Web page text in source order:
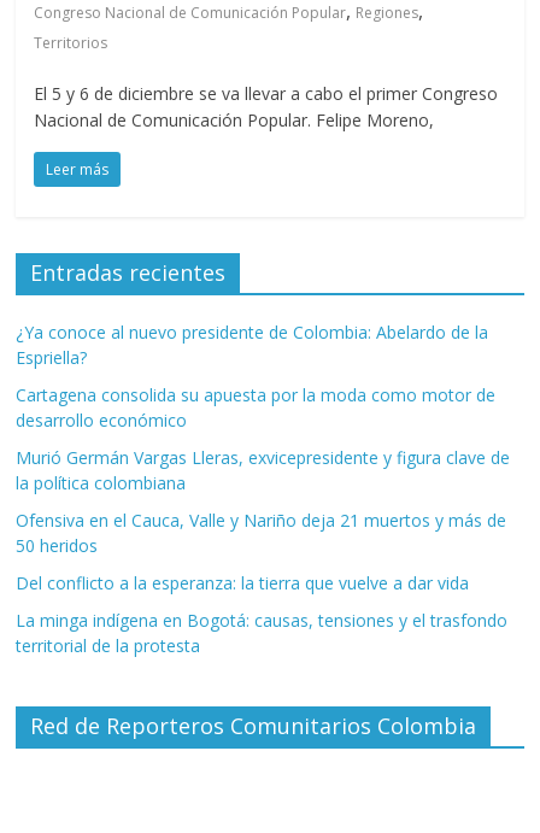
Congreso Nacional de Comunicación Popular, Regiones,
Territorios
El 5 y 6 de diciembre se va llevar a cabo el primer Congreso
Nacional de Comunicación Popular. Felipe Moreno,
Leer más
Entradas recientes
¿Ya conoce al nuevo presidente de Colombia: Abelardo de la
Espriella?
Cartagena consolida su apuesta por la moda como motor de
desarrollo económico
Murió Germán Vargas Lleras, exvicepresidente y figura clave de
la política colombiana
Ofensiva en el Cauca, Valle y Nariño deja 21 muertos y más de
50 heridos
Del conflicto a la esperanza: la tierra que vuelve a dar vida
La minga indígena en Bogotá: causas, tensiones y el trasfondo
territorial de la protesta
Red de Reporteros Comunitarios Colombia